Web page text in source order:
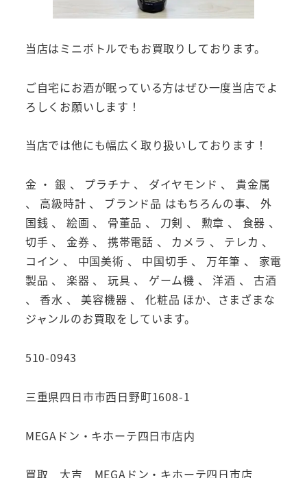
当店はミニボトルでもお買取りしております。
ご自宅にお酒が眠っている方はぜひ一度当店でよ
ろしくお願いします！
当店では他にも幅広く取り扱いしております！
金 ・ 銀 、 プラチナ 、 ダイヤモンド 、 貴金属
、 高級時計 、 ブランド品 はもちろんの事、 外
国銭 、 絵画 、 骨董品 、 刀剣 、 勲章 、 食器 、
切手 、 金券 、 携帯電話 、 カメラ 、 テレカ 、
コイン 、 中国美術 、 中国切手 、 万年筆 、 家電
製品 、 楽器 、 玩具 、 ゲーム機 、 洋酒 、 古酒
、 香水 、 美容機器 、 化粧品 ほか、さまざまな
ジャンルのお買取をしています。
510-0943
三重県四日市市西日野町1608-1
MEGAドン・キホーテ四日市店内
買取 大吉 MEGAドン・キホーテ四日市店